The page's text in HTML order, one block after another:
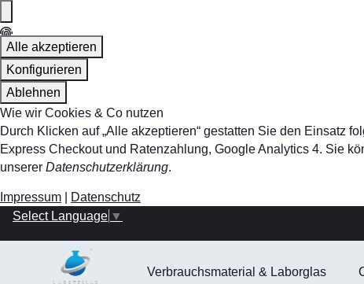
Alle akzeptieren
Konfigurieren
Ablehnen
Wie wir Cookies & Co nutzen
Durch Klicken auf „Alle akzeptieren“ gestatten Sie den Einsatz
Express Checkout und Ratenzahlung, Google Analytics 4. Sie
unserer Datenschutzerklärung.
Impressum
Datenschutz
Select Language ▼
Verbrauchsmaterial & Laborglas